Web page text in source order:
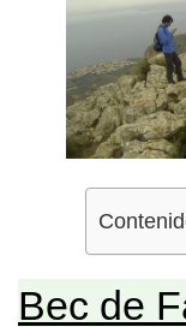
Bec de